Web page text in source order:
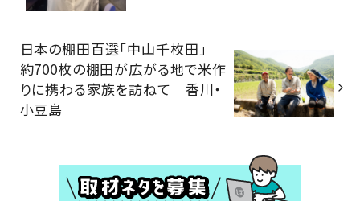
日本の棚田百選「中山千枚田」
約700枚の棚田が広がる地で米作
りに携わる家族を訪ねて 香川・
小豆島